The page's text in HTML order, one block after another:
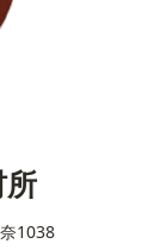
所
1038